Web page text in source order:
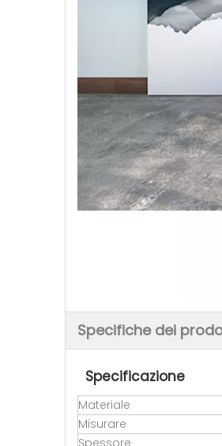
Specifiche dei
Specificazione
Materiale
Misurare
Spessore